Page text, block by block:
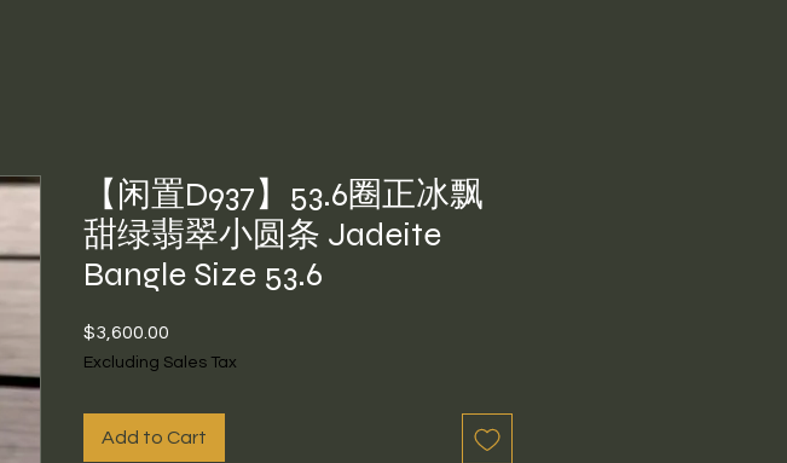
【闲置D937】53.6圈正冰飘
甜绿翡翠小圆条 Jadeite
Bangle Size 53.6
$3,600.00
Excluding Sales Tax
Add to Cart